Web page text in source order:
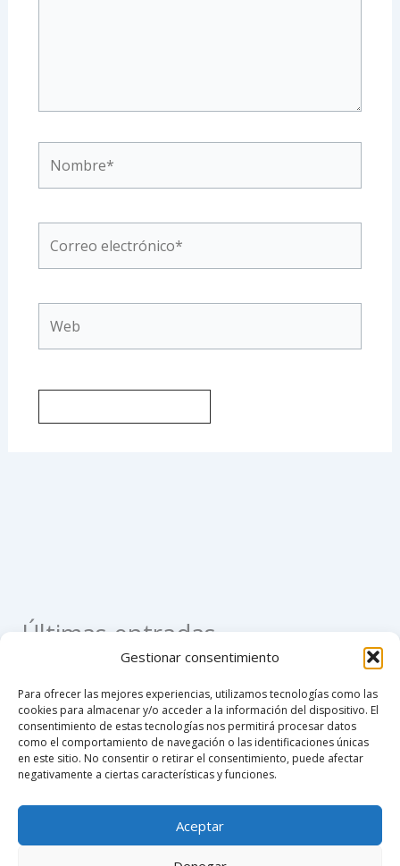
Gestionar consentimiento
Para ofrecer las mejores experiencias, utilizamos tecnologías como las
cookies para almacenar y/o acceder a la información del dispositivo. El
consentimiento de estas tecnologías nos permitirá procesar datos
como el comportamiento de navegación o las identificaciones únicas
en este sitio. No consentir o retirar el consentimiento, puede afectar
negativamente a ciertas características y funciones.
Aceptar
electrónico*
Últimas entradas
Como apostillar un registro civil de nacimiento en
Colombia
Como hacer un poder notarial
Custodia compartida en Colombia 2026
Notaría 76 de Bogotá
Notarías de turno mañana sábado en Bogotá 2025